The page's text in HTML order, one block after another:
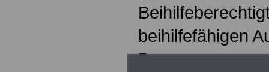
beihilfefähigen